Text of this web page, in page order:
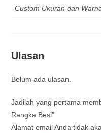
Custom Ukuran dan
Ulasan
Belum ada ulasan.
Jadilah yang pertama
Rangka Besi”
Alamat email Anda tidak